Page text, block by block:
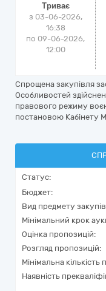
Триває
з 03-06-2026,
16:38
по 09-06-2026,
12:00
Спрощена закупівля
Особливостей
правового режиму
постановою Кабінету
Статус:
Бюджет:
Вид предмету
Мінімальний крок
Оцінка пропозицій:
Розгляд пропозицій:
Мінімальна кількість
Наявність